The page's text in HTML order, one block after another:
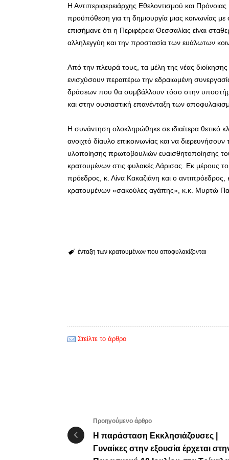
Η Αντιπεριφερειάρχης Εθελοντισμού και
προϋπόθεση για τη δημιουργία μιας κοινωνίας
επισήμανε ότι η Περιφέρεια Θεσσαλίας είναι
αλληλεγγύη και την προστασία των ευάλωτων
Από την πλευρά τους, τα μέλη της νέας
ενισχύσουν περαιτέρω την εδραιωμένη
δράσεων που θα συμβάλλουν τόσο στην
και στην ουσιαστική επανένταξη των
Η συνάντηση ολοκληρώθηκε σε ιδιαίτερα
ανοιχτό δίαυλο επικοινωνίας και να
υλοποίησης πρωτοβουλιών ευαισθητοποίησης
κρατουμένων στις φυλακές Λάρισας. Εκ μέρους
πρόεδρος, κ. Λίνα Κακαζιάνη και ο
κρατουμένων «σακούλες αγάπης», κ.κ. Μυρτώ
ένταξη των κρατουμένων που αποφυλακίζονται
Στείλτε το άρθρο
Προηγούμενο άρθρο
Η παράσταση Εκκλησιάζουσες |
Γυναίκες στην εξουσία έρχεται